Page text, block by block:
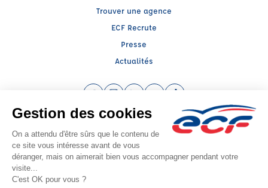
Trouver une agence
ECF Recrute
Presse
Actualités
Instagram (nouvelle fenêtre)
LinkedIn (nouvelle fenêtre)
YouTube (nouvelle fenêtre)
TikTok (nouvelle
Raison sociale : AE SAINT MAXIMIN - Capital social: 1000€
SIREN: 912272788 - Numéro de TVA intracommunautaire: FR 42912272788
Agrément n°E2208300140
Siège social : Quartier Mirade - Route d'Ollières , ST MAXIMIN LA STE BAUME